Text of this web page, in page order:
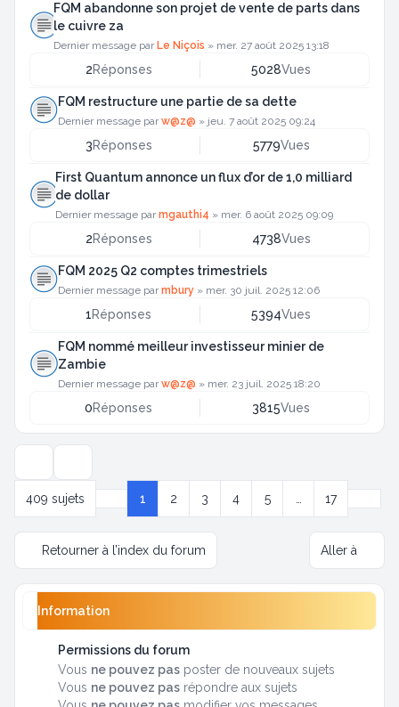
FQM abandonne son projet de vente de parts dans
le cuivre za
Dernier message par Le Niçois » mer. 27 août 2025 13:18
2Réponses 5028Vues
FQM restructure une partie de sa dette
Dernier message parw@z@ » jeu. 7 août 2025 09:24
3Réponses 5779Vues
First Quantum annonce un flux d’or de 1,0 milliard
de dollar
Dernier message parmgauthi4 » mer. 6 août 2025 09:09
2Réponses 4738Vues
FQM 2025 Q2 comptes trimestriels
Dernier message parmbury » mer. 30 juil. 2025 12:06
1Réponses 5394Vues
FQM nommé meilleur investisseur minier de
Zambie
Dernier message parw@z@ » mer. 23 juil. 2025 18:20
0Réponses 3815Vues
409 sujets
Page 1sur 17
1 2 3 4 5 17
Retourner à l’index du forum Aller à
Information
Permissions du forum
Vous ne pouvez pas poster de nouveaux sujets
Vous ne pouvez pas répondre aux sujets